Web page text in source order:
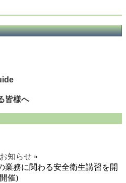
皆様へ
知らせ »
務に関わる安全衛生講習を開
開催)